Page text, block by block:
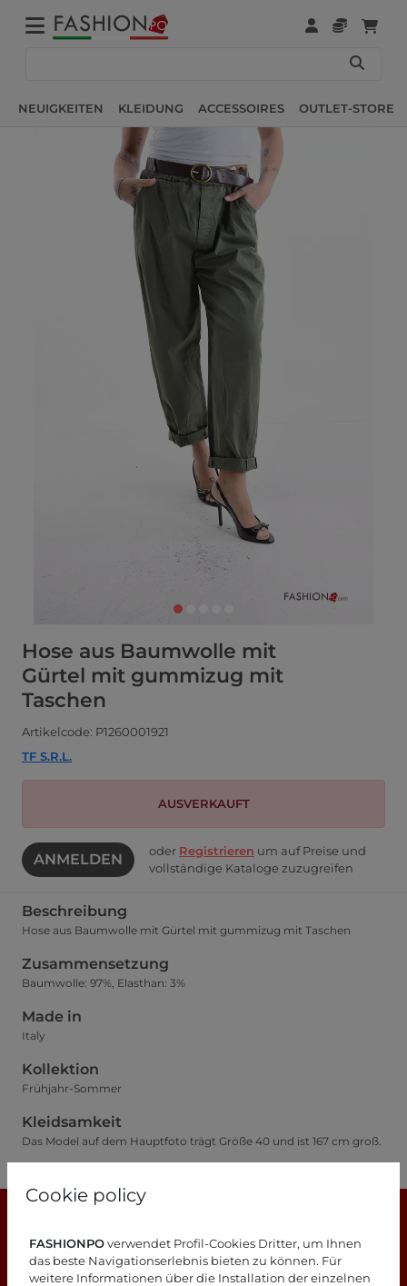
Cookie policy
FASHIONPOverwendet Profil-Cookies Dritter, um Ihnen
das beste Navigationserlebnis bieten zu können. Für
weitere Informationen über die Installation der einzelnen
NEUIGKEITEN KLEIDUNG ACCESSOIRES OUTLET-STORE
Hose aus Baumwolle mit
Gürtel mit gummizug mit
Taschen
Artikelcode: P1260001921
TF S.R.L.
AUSVERKAUFT
ANMELDEN oder Registrieren um auf Preise und
vollständige Kataloge zuzugreifen
Beschreibung
Hose aus Baumwolle mit Gürtel mit gummizug mit Taschen
Zusammensetzung
Baumwolle: 97%, Elasthan: 3%
Made in
Italy
Kollektion
Frühjahr-Sommer
Kleidsamkeit
Das Model auf dem Hauptfoto trägt Größe 40 und ist 167 cm groß.